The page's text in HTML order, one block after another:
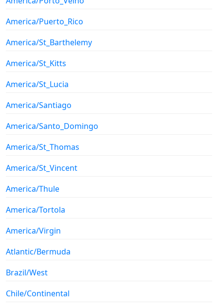
America/Puerto_Rico
America/St_Barthelemy
America/St_Kitts
America/St_Lucia
America/Santiago
America/Santo_Domingo
America/St_Thomas
America/St_Vincent
America/Thule
America/Tortola
America/Virgin
Atlantic/Bermuda
Brazil/West
Chile/Continental